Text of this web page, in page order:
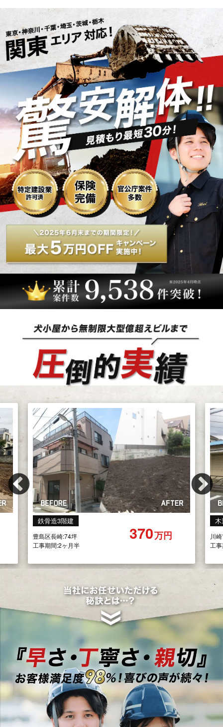
驚安解体！関東エリア対応・見積もり最短30分・最大5万円
Previous
木造平屋 アスファルト舗装
川崎市麻生区:14坪
工事期間:2週間
120万円
塩浜
工